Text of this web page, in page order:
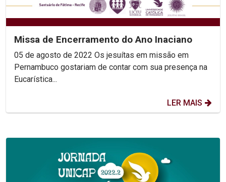
Missa de Encerramento do Ano Inaciano
05 de agosto de 2022 Os jesuítas em missão em
Pernambuco gostariam de contar com sua presença na
Eucarística...
LER MAIS